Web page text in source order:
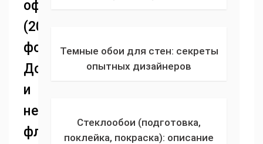
оформления
(200
фото).
Достоинства
и
недостатки
флизелиновых
Темные обои для стен: секреты
опытных дизайнеров
Стеклообои (подготовка,
поклейка, покраска): описание